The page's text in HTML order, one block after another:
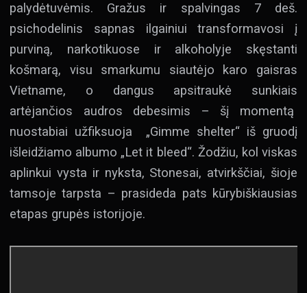
palydėtuvėmis. Gražus ir spalvingas 7 deš.
psichodelinis sapnas ilgainiui transformavosi į
purviną, narkotikuose ir alkoholyje skęstanti
košmarą, visu smarkumu siautėjo karo gaisras
Vietname, o dangus apsitraukė sunkiais
artėjančios audros debesimis – šį momentą
nuostabiai užfiksuoja „Gimme shelter“ iš gruodį
išleidžiamo albumo „Let it bleed“. Žodžiu, kol viskas
aplinkui vysta ir nyksta, Stonesai, atvirkščiai, šioje
tamsoje tarpsta – prasideda pats kūrybiškiausias
etapas grupės istorijoje.